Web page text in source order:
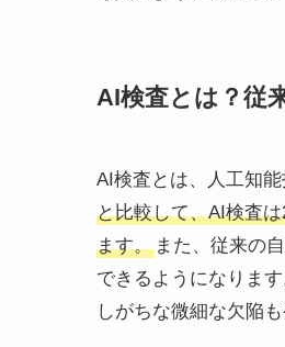
AI検査とは？従
AI検査とは、人工知
と比較して、AI検査
ます。 また、従来の
できるようになりま
しがちな微細な欠陥